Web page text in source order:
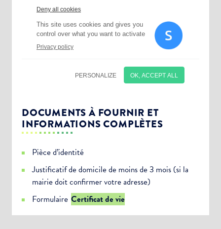
DOCUMENTS À FOURNIR ET
INFORMATIONS COMPLÈTES
Pièce d’identité
Justificatif de domicile de moins de 3 mois (si la
mairie doit confirmer votre adresse)
Formulaire Certificat de vie
Choisissez votre abonnement :
Alertes Mail